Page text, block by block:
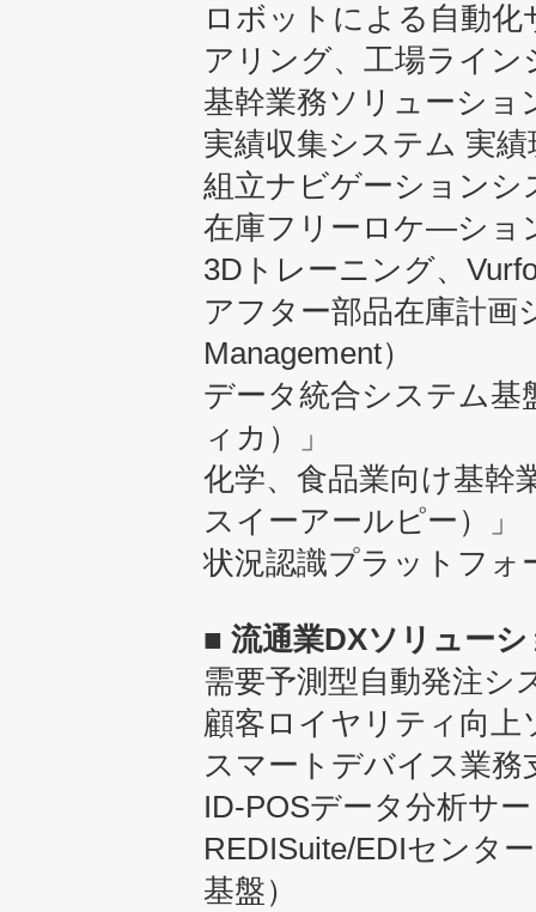
ロボットによる自動
アリング、工場ライ
基幹業務ソリューショ
実績収集システム 実績
組立ナビゲーションシ
在庫フリーロケ―ショ
3Dトレーニング、
アフター部品在庫計画
Management）
データ統合システム基
ィカ）」
化学、食品業向け基幹
スイーアールピー）」
状況認識プラットフォ
■ 流通業DXソリューシ
需要予測型自動発注シ
顧客ロイヤリティ向上
スマートデバイス業務
ID-POSデータ分析サ
REDISuite/EDIセンタ
基盤）